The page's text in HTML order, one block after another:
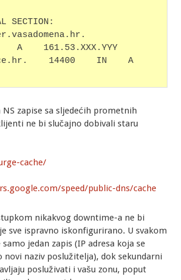
SECTION:
A    161.53.XXX.YYY
14400    IN    A
NS zapise sa sljedećih prometnih
ne bi slučajno dobivali staru
cache/
speed/public-dns/cache
nikakvog downtime-a ne bi
sve ispravno iskonfigurirano. U svakom
jedan zapis (IP adresa koja se
novi naziv poslužitelja), dok sekundarni
posluživati i vašu zonu, poput